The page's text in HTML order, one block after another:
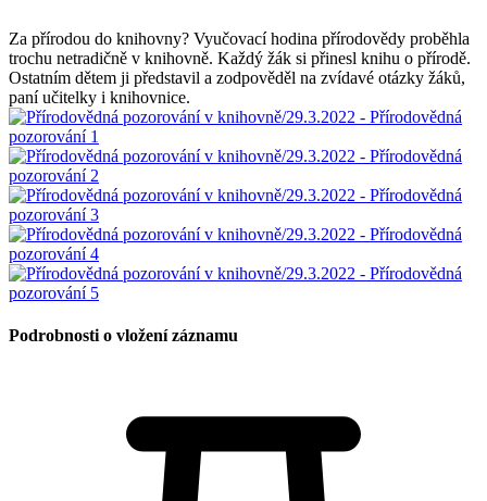
Za přírodou do knihovny? Vyučovací hodina přírodovědy proběhla
trochu netradičně v knihovně. Každý žák si přinesl knihu o přírodě.
Ostatním dětem ji představil a zodpověděl na zvídavé otázky žáků,
paní učitelky i knihovnice.
Podrobnosti o vložení záznamu